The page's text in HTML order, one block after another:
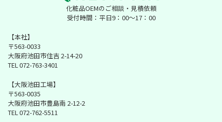
化粧品OEMのご相談・見積依頼
受付時間：平日9：00～17：00
【本社】
〒563-0033
大阪府池田市住吉 2-14-20
TEL 072-763-3401
【大阪池田工場】
〒563-0035
大阪府池田市豊島南 2-12-2
TEL 072-762-5511